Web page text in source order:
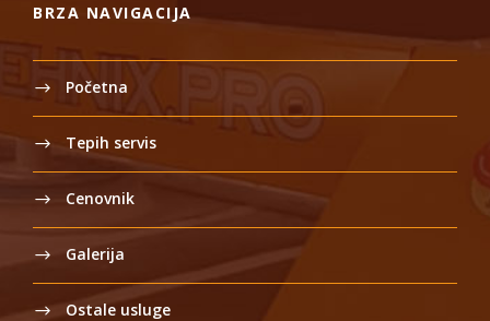
BRZA NAVIGACIJA
Početna
Tepih servis
Cenovnik
Galerija
Ostale usluge